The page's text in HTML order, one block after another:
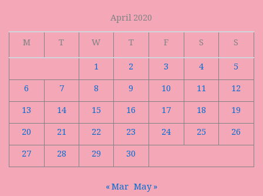
April 2020
M
T W T F S
S
1
2 3 4
5
6
7 8 9 10 11
12
13
14 15 16 17 18
19
20
21 22 23 24 25
26
27
28 29 30
« Mar May »